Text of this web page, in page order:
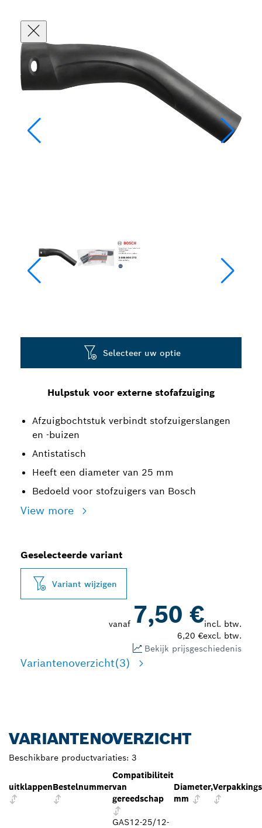
Hulpstuk voor externe stofafzuiging
Afzuigbochtstuk verbindt stofzuigerslangen
en -buizen
Antistatisch
Heeft een diameter van 25 mm
Bedoeld voor stofzuigers van Bosch
View more
Selecteer uw optie
Geselecteerde variant
Variant wijzigen
vanaf 7,50 €incl. btw.
6,20 €excl. btw.
Bekijk prijsgeschiedenis
Variantenoverzicht(3)
VARIANTENOVERZICHT
Beschikbare productvariaties: 3
uitklappenBestelnummer
Compatibiliteit
van
gereedschap
Diameter,
mm
GAS12-25/12-